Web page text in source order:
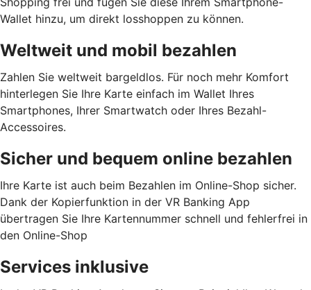
Wallet hinzu, um direkt losshoppen zu können.
Weltweit und mobil bezahlen
Zahlen Sie weltweit bargeldlos. Für noch mehr Komfort
hinterlegen Sie Ihre Karte einfach im Wallet Ihres
Smartphones, Ihrer Smartwatch oder Ihres Bezahl-
Accessoires.
Sicher und bequem online bezahlen
Ihre Karte ist auch beim Bezahlen im Online-Shop sicher.
Dank der Kopierfunktion in der VR Banking App
übertragen Sie Ihre Kartennummer schnell und fehlerfrei in
den Online-Shop
Services inklusive